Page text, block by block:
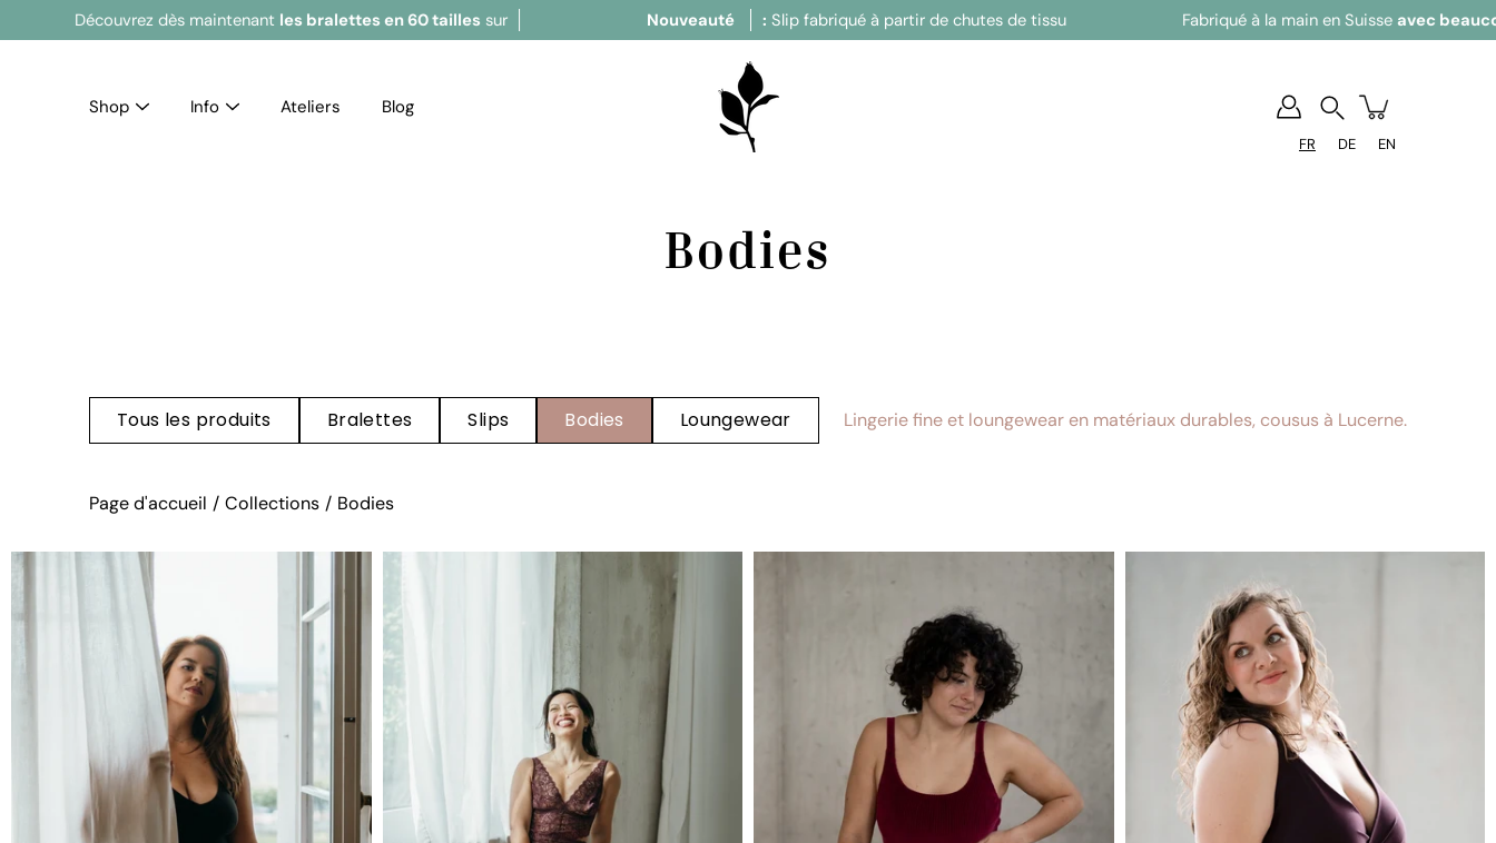
Découvrez dès maintenantles bralettes en 60 taillessur Nouveauté :Slip fabriqué à partir de chutes de tissu Fabriqué à la main en Suisseavec beaucoup
Shop Info Ateliers Blog
FR DE EN
Bodies
Tous les produits Bralettes Slips Bodies Loungewear Lingerie fine et loungewear en matériaux durables, cousus à Lucerne.
Page d'accueil / Collections / Bodies